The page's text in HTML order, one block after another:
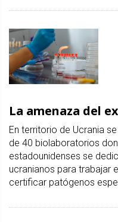
La amenaza del
En territorio de Ucrania
de 40 biolaboratorios
estadounidenses se
ucranianos para trabajar
certificar patógenos